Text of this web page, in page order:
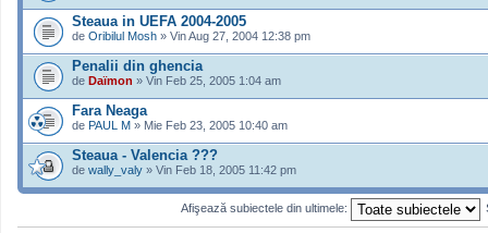
Steaua in UEFA 2004-2005
de Oribilul Mosh » Vin Aug 27, 2004 12:38 pm
Penalii din ghencia
de Daïmon » Vin Feb 25, 2005 1:04 am
Fara Neaga
de PAUL M » Mie Feb 23, 2005 10:40 am
Steaua - Valencia ???
de wally_valy » Vin Feb 18, 2005 11:42 pm
Afişează subiectele din ultimele: